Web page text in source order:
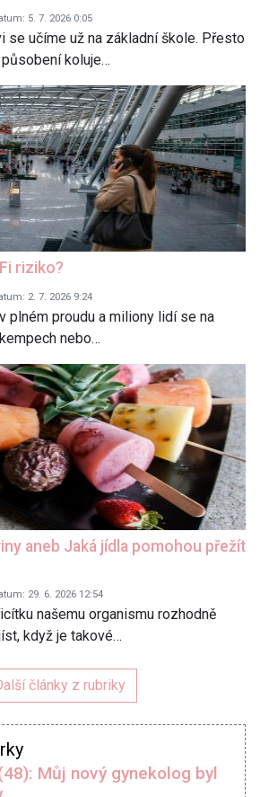
5. 7. 2026 0:05
se učíme už na základní škole. Přesto
koluje…
riziko?
2. 7. 2026 9:24
plném proudu a miliony lidí se na
nebo…
aneb Jaká jídla pomohou přežít
29. 6. 2026 12:54
našemu organismu rozhodně
když je takové…
články z rubriky
Můj nový gynekolog byl